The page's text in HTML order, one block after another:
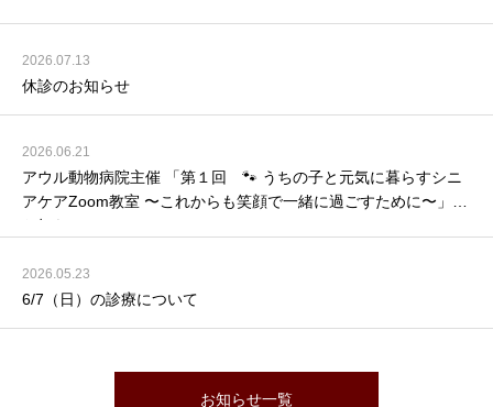
2026.07.13
休診のお知らせ
2026.06.21
アウル動物病院主催 「第１回 🐾 うちの子と元気に暮らすシニ
アケアZoom教室 〜これからも笑顔で一緒に過ごすために〜」の
お知らせ
2026.05.23
6/7（日）の診療について
お知らせ一覧